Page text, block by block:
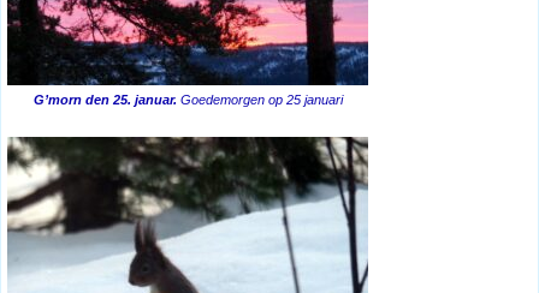
G’morn den 25. januar. Goedemorgen op 25 januari